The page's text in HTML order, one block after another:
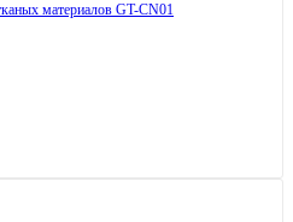
материалов GT-CN01